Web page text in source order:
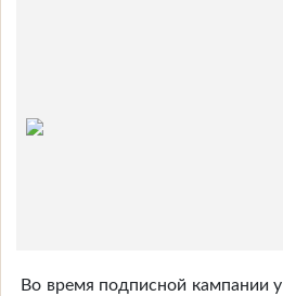
Во время подписной кампании